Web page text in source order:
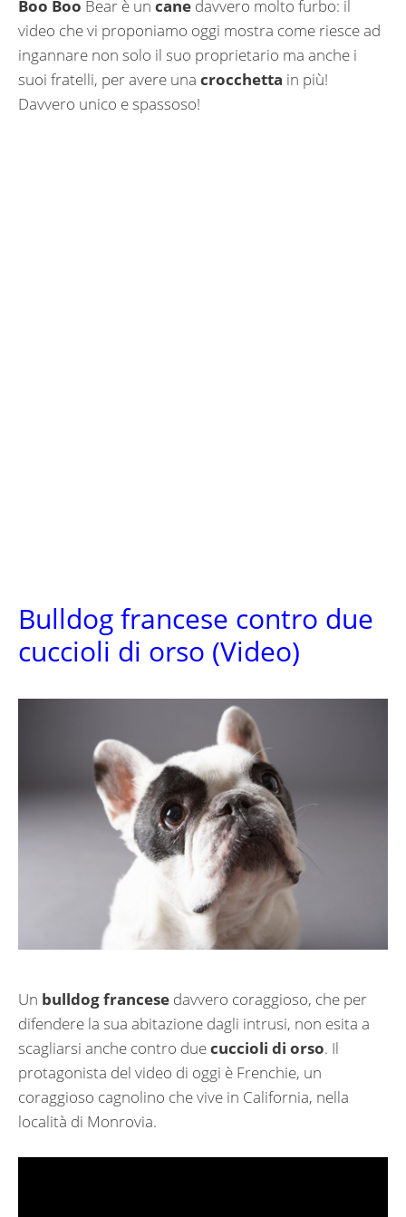
Boo Boo Bear è un cane davvero molto furbo: il
video che vi proponiamo oggi mostra come riesce ad
ingannare non solo il suo proprietario ma anche i
suoi fratelli, per avere una crocchetta in più!
Davvero unico e spassoso!
Bulldog francese contro due
cuccioli di orso (Video)
Un bulldog francese davvero coraggioso, che per
difendere la sua abitazione dagli intrusi, non esita a
scagliarsi anche contro duecuccioli di orso. Il
protagonista del video di oggi è Frenchie, un
coraggioso cagnolino che vive in California, nella
località di Monrovia.